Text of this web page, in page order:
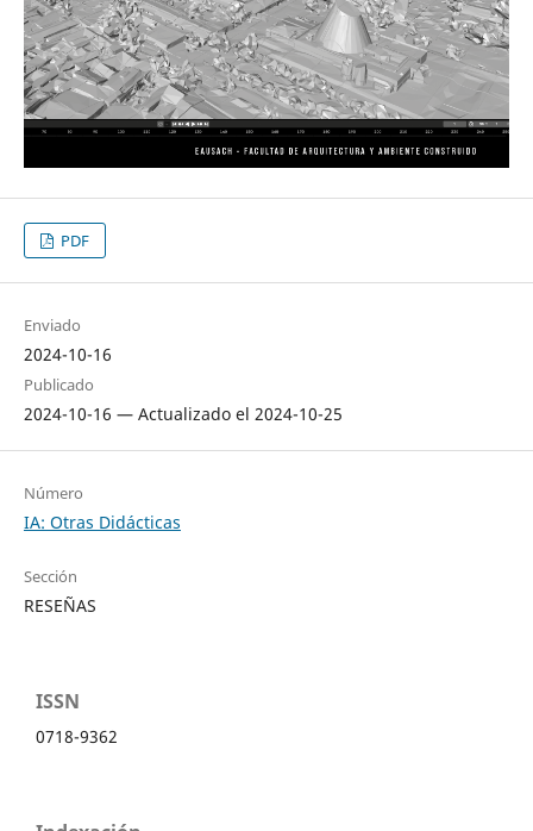
PDF
Enviado
2024-10-16
Publicado
2024-10-16 — Actualizado el 2024-10-25
Número
IA: Otras Didácticas
Sección
RESEÑAS
ISSN
0718-9362